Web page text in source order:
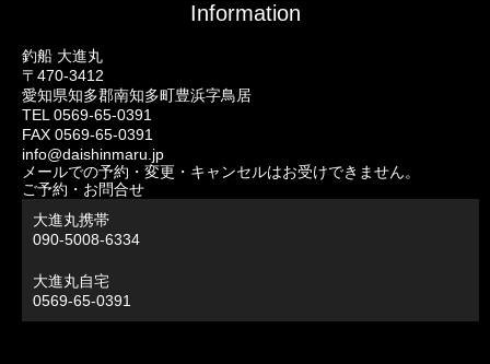
Information
釣船 大進丸
〒470-3412
愛知県知多郡南知多町豊浜字鳥居
TEL 0569-65-0391
FAX 0569-65-0391
info@daishinmaru.jp
メールでの予約・変更・キャンセルはお受けできません。
ご予約・お問合せ
大進丸携帯
090-5008-6334
大進丸自宅
0569-65-0391